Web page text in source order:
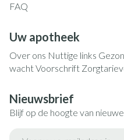
FAQ
Uw apotheek
Over ons Nuttige links
wachtVoorschrift
Nieuwsbrief
Blijf op de hoogte van